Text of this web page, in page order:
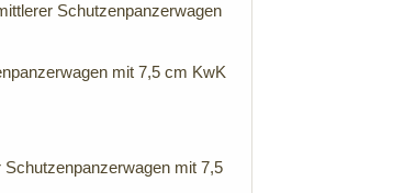
Schutzenpanzerwagen
mit 7,5 cm KwK
mit 7,5